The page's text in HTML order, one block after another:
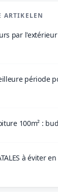
ARTIKELEN
par l'extérieur
période
100m² :
à éviter